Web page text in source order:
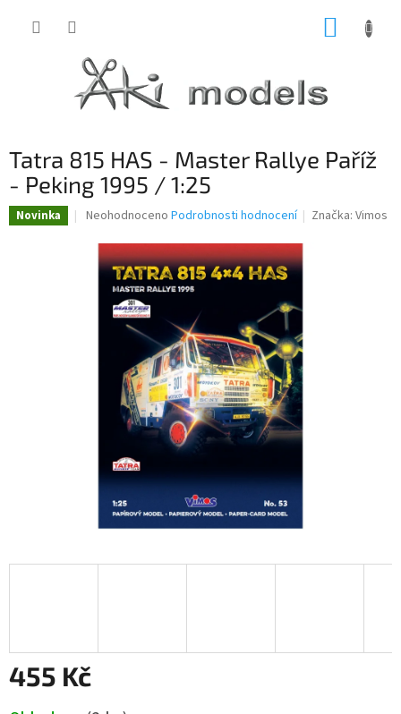
Tatra 815 HAS - Master Rallye Paříž
- Peking 1995 / 1:25
Novinka
Průměrné
produktu
hvězdiček.
Neohodnoceno Podrobnosti hodnocení Značka:Vimos
455 Kč